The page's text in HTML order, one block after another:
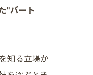
“パート
知る立場か